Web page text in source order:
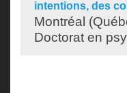
intentions, des
Montréal
Doctorat en